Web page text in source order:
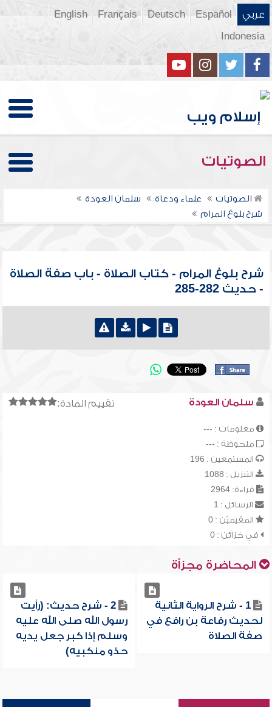
عربي Español
Deutsch
Français
English
Indonesia
الصوتيات
الصوتيات علماء ودعاة
سلمان العودة
شرح بلوغ المرام
شرح بلوغ المرام - كتاب الصلاة - باب صفة الصلاة
- حديث 282-285
تقييم المادة: سلمان العودة
معلومات : ---
ملحوظة : ---
المستمعين : 196
التنزيل : 1088
قراءة: 2964
الرسائل : 1
المقيميّن : 0
في خزائن : 0
المحاضرة مجزأة
1 - شرح الرواية الثانية
لحديث رفاعة بن رافع في
صفة الصلاة
2 - شرح حديث: (رأيت
رسول الله صلى الله عليه
وسلم إذا كبر جعل يديه
حذو منكبيه)